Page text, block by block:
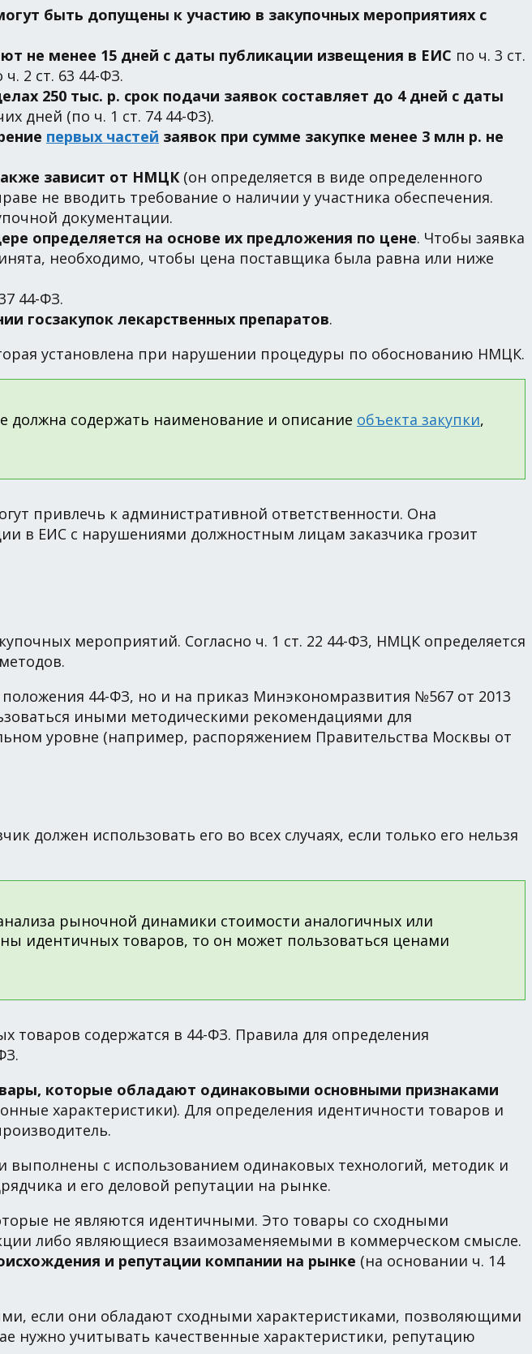
быть допущены к участию в закупочных мероприятиях с
не менее 15 дней с даты публикации извещения в ЕИС по ч. 3 ст.
2 ст. 63 44-ФЗ.
250 тыс. р. срок подачи заявок составляет до 4 дней с даты
дней (по ч. 1 ст. 74 44-ФЗ).
первых частей заявок при сумме закупке менее 3 млн р. не
зависит от НМЦК(он определяется в виде определенного
не вводить требование о наличии у участника обеспечения.
документации.
определяется на основе их предложения по цене. Чтобы заявка
необходимо, чтобы цена поставщика была равна или ниже
44-ФЗ.
госзакупок лекарственных препаратов.
установлена при нарушении процедуры по обоснованию НМЦК.
должна содержать наименование и описание объекта закупки,
привлечь к административной ответственности. Она
в ЕИС с нарушениями должностным лицам заказчика грозит
мероприятий. Согласно ч. 1 ст. 22 44-ФЗ, НМЦК определяется
44-ФЗ, но и на приказ Минэкономразвития №567 от 2013
иными методическими рекомендациями для
уровне (например, распоряжением Правительства Москвы от
должен использовать его во всех случаях, если только его нельзя
рыночной динамики стоимости аналогичных или
идентичных товаров, то он может пользоваться ценами
содержатся в 44-ФЗ. Правила для определения
которые обладают одинаковыми основными признаками
характеристики). Для определения идентичности товаров и
с использованием одинаковых технологий, методик и
и его деловой репутации на рынке.
не являются идентичными. Это товары со сходными
либо являющиеся взаимозаменяемыми в коммерческом смысле.
и репутации компании на рынке (на основании ч. 14
если они обладают сходными характеристиками, позволяющими
нужно учитывать качественные характеристики, репутацию